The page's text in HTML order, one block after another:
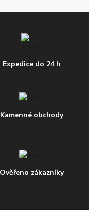
Expedice do 24 h
Kamenné obchody
Ověřeno zákazníky